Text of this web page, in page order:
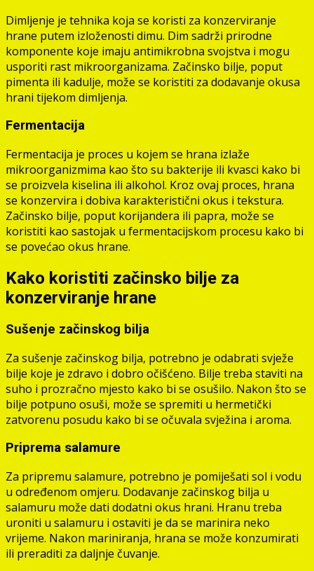
Dimljenje je tehnika koja se koristi za konzerviranje
hrane putem izloženosti dimu. Dim sadrži prirodne
komponente koje imaju antimikrobna svojstva i mogu
usporiti rast mikroorganizama. Začinsko bilje, poput
pimenta ili kadulje, može se koristiti za dodavanje okusa
hrani tijekom dimljenja.
Fermentacija
Fermentacija je proces u kojem se hrana izlaže
mikroorganizmima kao što su bakterije ili kvasci kako bi
se proizvela kiselina ili alkohol. Kroz ovaj proces, hrana
se konzervira i dobiva karakteristični okus i tekstura.
Začinsko bilje, poput korijandera ili papra, može se
koristiti kao sastojak u fermentacijskom procesu kako bi
se povećao okus hrane.
Kako koristiti začinsko bilje za
konzerviranje hrane
Sušenje začinskog bilja
Za sušenje začinskog bilja, potrebno je odabrati svježe
bilje koje je zdravo i dobro očišćeno. Bilje treba staviti na
suho i prozračno mjesto kako bi se osušilo. Nakon što se
bilje potpuno osuši, može se spremiti u hermetički
zatvorenu posudu kako bi se očuvala svježina i aroma.
Priprema salamure
Za pripremu salamure, potrebno je pomiješati sol i vodu
u određenom omjeru. Dodavanje začinskog bilja u
salamuru može dati dodatni okus hrani. Hranu treba
uroniti u salamuru i ostaviti je da se marinira neko
vrijeme. Nakon mariniranja, hrana se može konzumirati
ili preraditi za daljnje čuvanje.